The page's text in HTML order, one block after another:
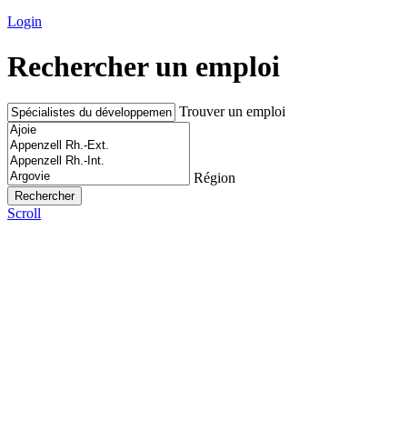
Login
Rechercher un emploi
Trouver un emploi
Région
Scroll